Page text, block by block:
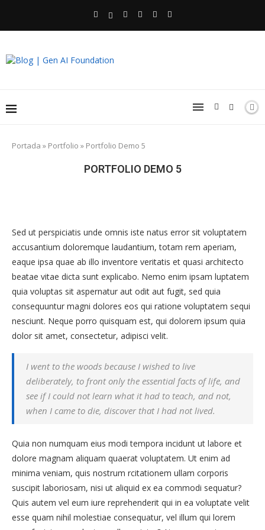
Portada » Portfolio » Portfolio Demo 5
PORTFOLIO DEMO 5
Sed ut perspiciatis unde omnis iste natus error sit voluptatem
accusantium doloremque laudantium, totam rem aperiam,
eaque ipsa quae ab illo inventore veritatis et quasi architecto
beatae vitae dicta sunt explicabo. Nemo enim ipsam luptatem
quia voluptas sit aspernatur aut odit aut fugit, sed quia
consequuntur magni dolores eos qui ratione voluptatem sequi
nesciunt. Neque porro quisquam est, qui dolorem ipsum quia
dolor sit amet, consectetur, adipisci velit.
I went to the woods because I wished to live
deliberately, to front only the essential facts of life, and
see if I could not learn what it had to teach, and not,
when I came to die, discover that I had not lived.
Quia non numquam eius modi tempora incidunt ut labore et
dolore magnam aliquam quaerat voluptatem. Ut enim ad
minima veniam, quis nostrum rcitationem ullam corporis
suscipit laboriosam, nisi ut aliquid ex ea commodi sequatur?
Quis autem vel eum iure reprehenderit qui in ea voluptate velit
esse quam nihil molestiae consequatur, vel illum qui lorem